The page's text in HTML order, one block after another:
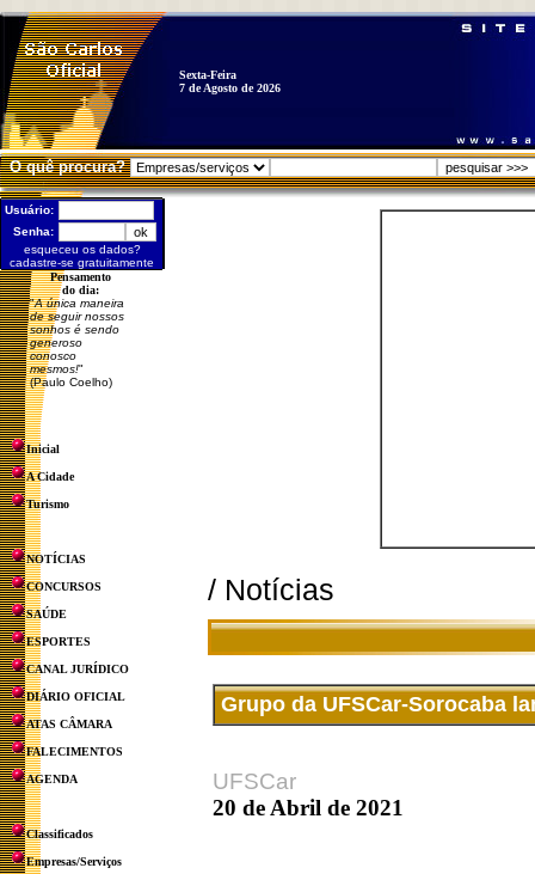
Sexta-Feira
7 de Agosto de 2026
O quê procura?
Usuário:
Senha:
esqueceu os dados?
cadastre-se gratuitamente
Pensamento
do dia:
"A única maneira
de seguir nossos
sonhos é sendo
generoso
conosco
mesmos!"
(Paulo Coelho)
Inicial
A Cidade
Turismo
NOTÍCIAS
CONCURSOS
SAÚDE
ESPORTES
CANAL JURÍDICO
DIÁRIO OFICIAL
ATAS CÂMARA
FALECIMENTOS
AGENDA
Classificados
Empresas/Serviços
/ Notícias
Grupo da UFSCar-Sorocaba
UFSCar
20 de Abril de 2021